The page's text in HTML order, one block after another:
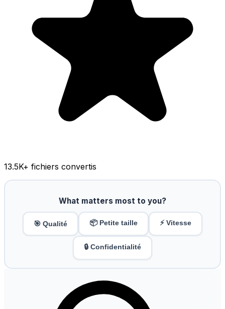
13.5K+ fichiers convertis
What matters most to you?
🎯 Qualité 📦 Petite taille ⚡ Vitesse
🔒 Confidentialité